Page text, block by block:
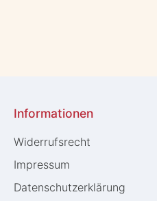
Informationen
Widerrufs­recht
Impressum
Daten­schutz­erklärung